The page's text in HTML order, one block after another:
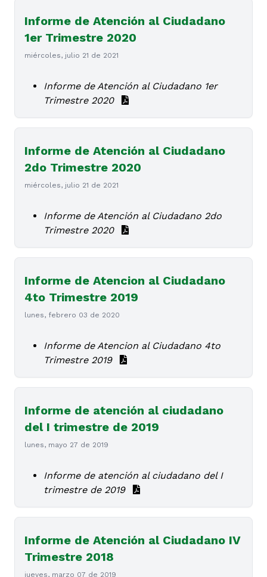
Informe de Atención al Ciudadano
1er Trimestre 2020
miércoles, julio 21 de 2021
Informe de Atención al Ciudadano 1er
Trimestre 2020
Informe de Atención al Ciudadano
2do Trimestre 2020
miércoles, julio 21 de 2021
Informe de Atención al Ciudadano 2do
Trimestre 2020
Informe de Atencion al Ciudadano
4to Trimestre 2019
lunes, febrero 03 de 2020
Informe de Atencion al Ciudadano 4to
Trimestre 2019
Informe de atención al ciudadano
del I trimestre de 2019
lunes, mayo 27 de 2019
Informe de atención al ciudadano del I
trimestre de 2019
Informe de Atención al Ciudadano IV
Trimestre 2018
jueves, marzo 07 de 2019